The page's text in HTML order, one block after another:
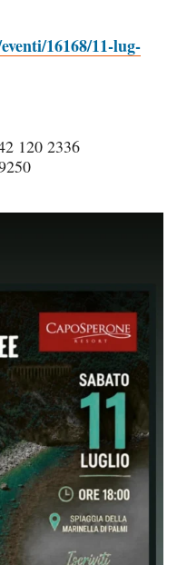
16168/11-lug-
120 2336